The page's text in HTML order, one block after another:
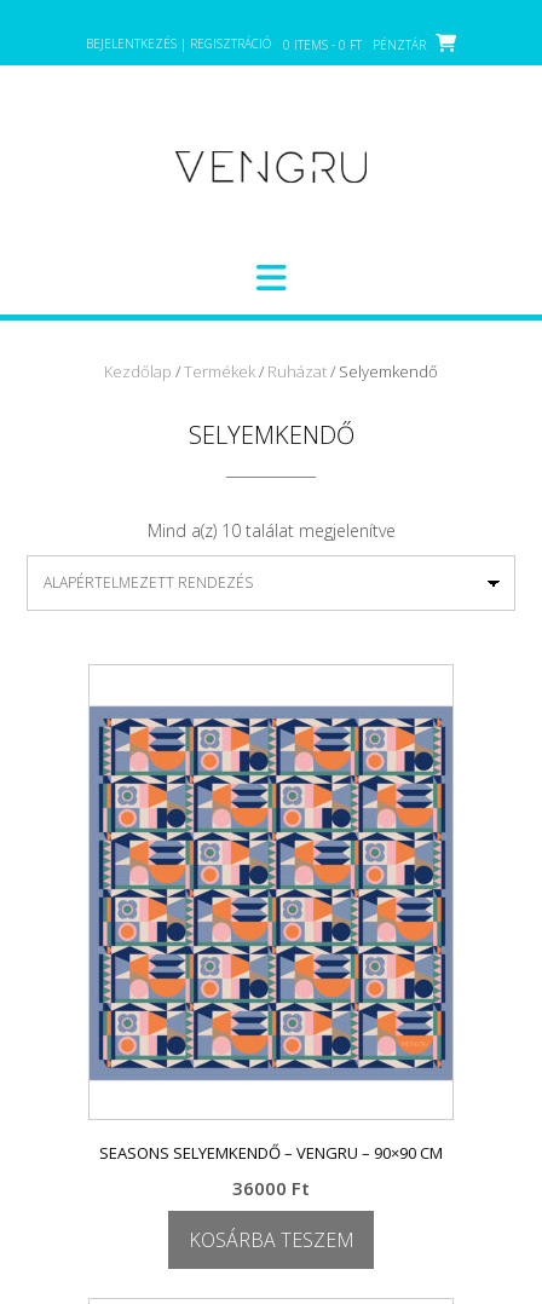
content
BEJELENTKEZÉS | REGISZTRÁCIÓ 0 ITEMS - 0 FT PÉNZTÁR
Kezdőlap /Termékek/ Ruházat/ Selyemkendő
SELYEMKENDŐ
Mind a(z) 10 találat megjelenítve
SEASONS SELYEMKENDŐ – VENGRU – 90×90 CM
36000 Ft
KOSÁRBA TESZEM